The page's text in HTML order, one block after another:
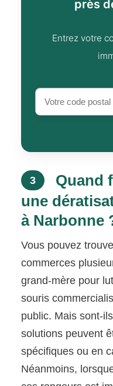
près
Entrez votre
3
Quand
une
à Narbonne
Vous pouvez
commerces
grand-mère pour
souris
public. Mais sont-
solutions peuvent
spécifiques ou en
Néanmoins,